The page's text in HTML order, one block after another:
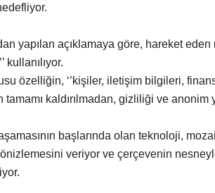
yapılan açıklamaya göre, hareket
kullanılıyor.
özelliğin, ‘’kişiler, iletişim bilgileri,
tamamı kaldırılmadan, gizliliği ve anonim
başlarında olan teknoloji,
veriyor ve çerçevenin